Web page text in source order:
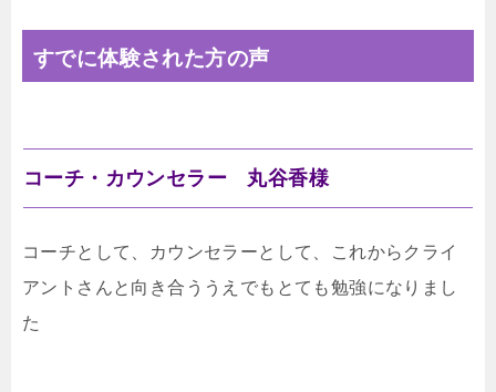
すでに体験された方の声
コーチ・カウンセラー 丸谷香様
コーチとして、カウンセラーとして、これからクライ
アントさんと向き合ううえでもとても勉強になりまし
た